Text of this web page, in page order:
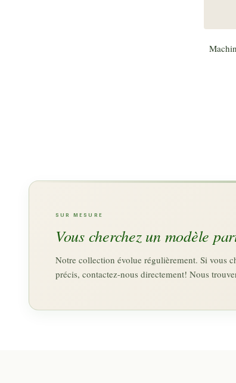
SUR MESURE
Vous cherchez un modèle
Notre collection évolue régulièrement. Si vous
précis, contactez-nous directement! Nous